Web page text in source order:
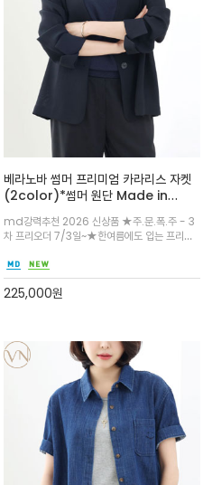
베라노바 썸머 프리미엄 카라리스 자켓
(2color)*썸머 원단 Made in
Japan fabric 모던한 세련미/정제
된 실루엣과 고급스러운 소재감이 돋보
이는 프리미엄 밀파 자켓
md강력추천 2026 신상품 ★주.문.폭.주 - 3
차 프리오더 7/3일~★한여름에도 입는 프리미
입었을때 훨씬 우아하고 감각적인 분위기를 연
출/슬랙스나 원피스와 매치해 격식 있는 자리에
서 빛을 발하는 아이템
225,000원